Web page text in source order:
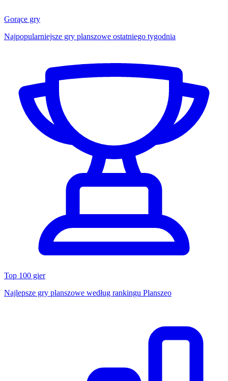
Gorące gry
Najpopularniejsze gry planszowe ostatniego tygodnia
Top 100 gier
Najlepsze gry planszowe według rankingu Planszeo